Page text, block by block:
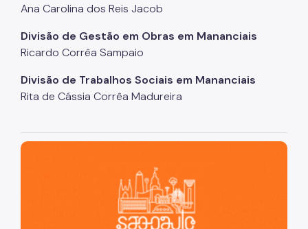
Ana Carolina dos Reis Jacob
Divisão de Gestão em Obras em Mananciais
Ricardo Corrêa Sampaio
Divisão de Trabalhos Sociais em Mananciais
Rita de Cássia Corrêa Madureira
São Paulo, cidade inteligente, resiliente e sustentável